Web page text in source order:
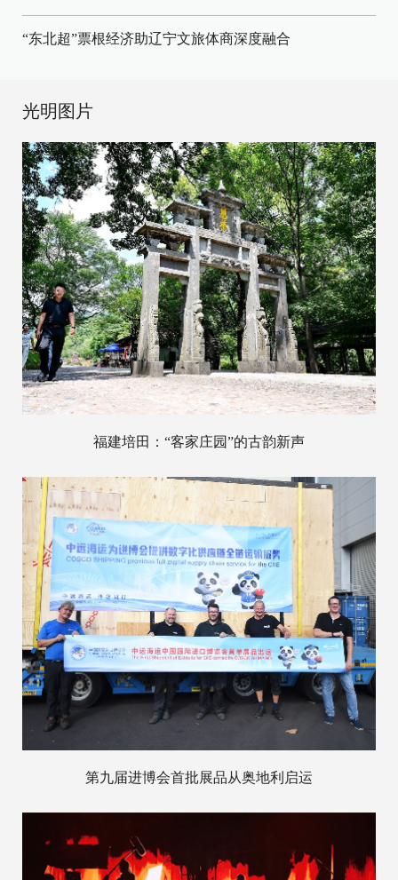
“东北超”票根经济助辽宁文旅体商深度融合
光明图片
福建培田：“客家庄园”的古韵新声
第九届进博会首批展品从奥地利启运